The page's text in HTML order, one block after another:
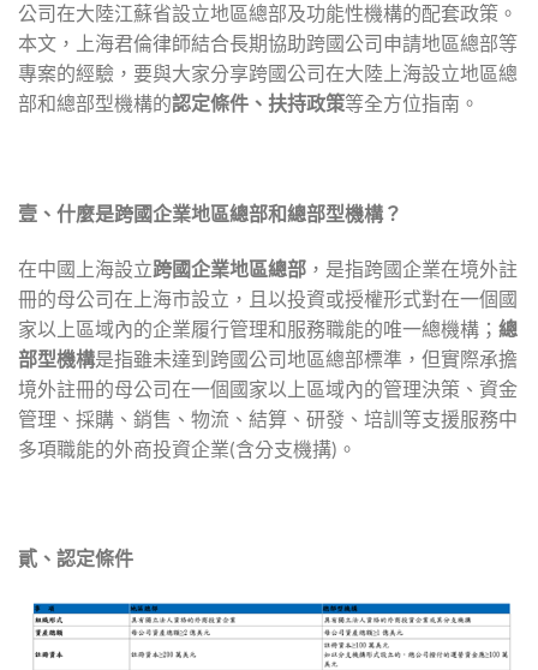
公司在大陸江蘇省設立地區總部及功能性機構的配套政策。
本文，上海君倫律師結合長期協助跨國公司申請地區總部等
專案的經驗，要與大家分享跨國公司在大陸上海設立地區總
部和總部型機構的認定條件、扶持政策等全方位指南。
壹、什麼是跨國企業地區總部和總部型機構？
在中國上海設立跨國企業地區總部 ，是指跨國企業在境外註
冊的母公司在上海市設立，且以投資或授權形式對在一個國
家以上區域內的企業履行管理和服務職能的唯一總機構； 總
部型機構是指雖未達到跨國公司地區總部標準，但實際承擔
境外註冊的母公司在一個國家以上區域內的管理決策、資金
管理、採購、銷售、物流、結算、研發、培訓等支援服務中
多項職能的外商投資企業(含分支機搆)。
貳、認定條件